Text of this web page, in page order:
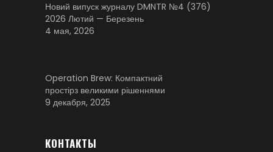
Новий випуск журналу DMNTR №4 (376)
2026 Лютий — Березень
4 мая, 2026
Operation Brew: Компактний
простірз великими рішеннями
9 декабря, 2025
КОНТАКТЫ